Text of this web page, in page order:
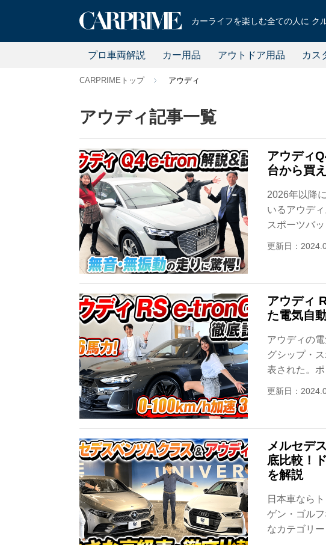
カーライフを楽しむ全ての人に ク
プロ車両解説 カー用品 アウトドア用品 カス
CARPRIMEトップ アウディ
アウディ記事一覧
アウディ
台から買
2026年以降
いるアウデ
スポーツバ
更新日：
アウディ
た電気自
アウディの
グシップ・
表された。
更新日：
メルセデ
底比較！
を解説
日本車なら
ゲン・ゴル
なカテゴリ